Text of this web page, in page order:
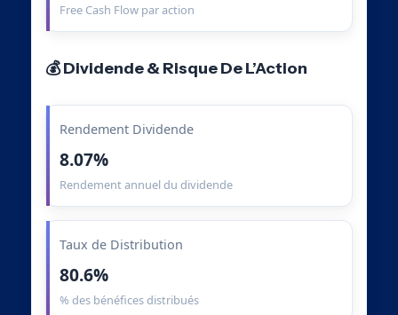
Free Cash Flow par action
💰 Dividende & Risque De L’Action
Rendement Dividende
8.07%
Rendement annuel du dividende
Taux de Distribution
80.6%
% des bénéfices distribués